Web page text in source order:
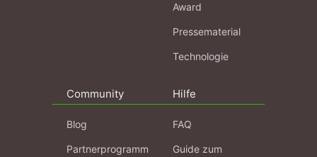
Award
Pressematerial
Technologie
Community
Blog
Partnerprogramm
Hilfe
FAQ
Guide zum